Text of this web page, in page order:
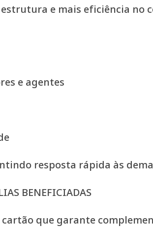
e mais eficiência no
e agentes
resposta rápida às
BENEFICIADAS
que garante